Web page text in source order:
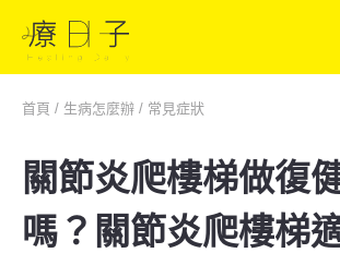
首頁 / 生病怎麼辦 / 常見症狀
關節炎爬樓梯做復
嗎？關節炎爬樓梯